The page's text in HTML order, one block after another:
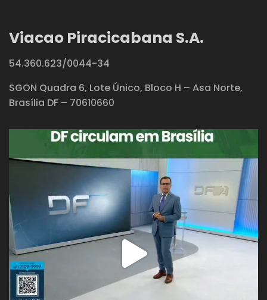
Viacao Piracicabana S.A.
54.360.623/0044-34
SGON Quadra 6, Lote Único, Bloco H – Asa Norte,
Brasília DF – 70610660